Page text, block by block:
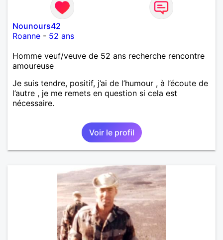
Nounours42
Roanne - 52 ans
Homme veuf/veuve de 52 ans recherche rencontre
amoureuse
Je suis tendre, positif, j’ai de l’humour , à l’écoute de
l’autre , je me remets en question si cela est
nécessaire.
Voir le profil